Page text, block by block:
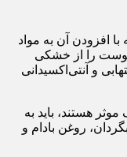
افزودن آن به مواد
را از خشکی
و آنتی‌اکسیدانی
هستند، باید به
روغن بادام و